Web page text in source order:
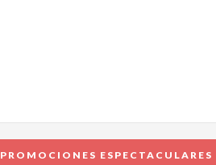
PROMOCIONES ESPECTACULARES